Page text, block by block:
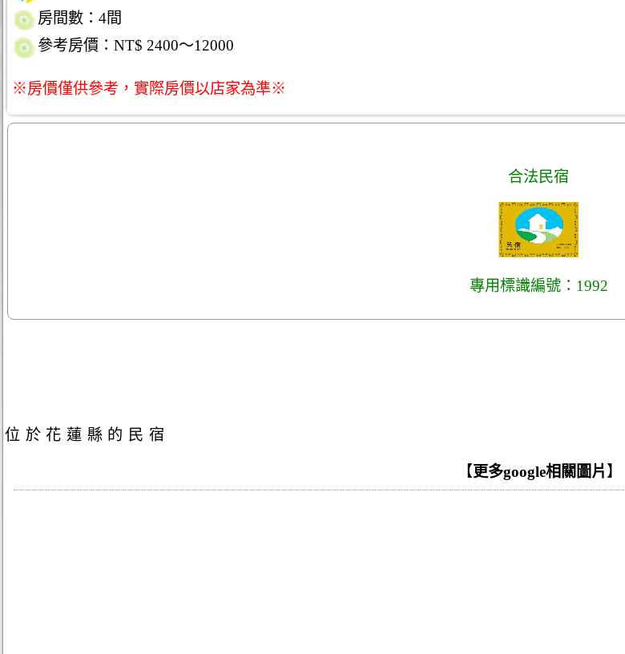
房間數：4間
參考房價：NT$ 2400～12000
※房價僅供參考，實際房價以店家為準※
合法民宿
專用標識編號：1992
位於花蓮縣的民宿
【更多google相關圖片 】